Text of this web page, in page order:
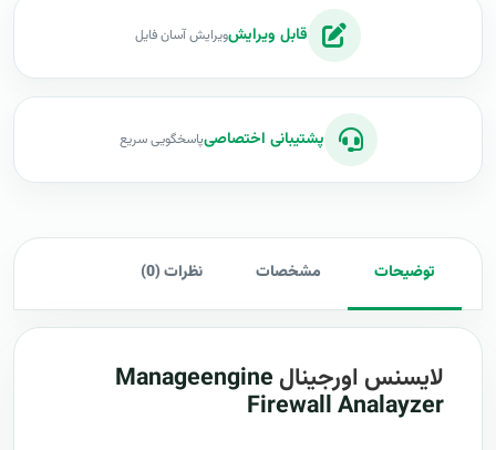
قابل ویرایشویرایش آسان فایل
پشتیبانی اختصاصیپاسخگویی سریع
توضیحات مشخصات نظرات (0)
لایسنس اورجینال Manageengine
Firewall Analayzer